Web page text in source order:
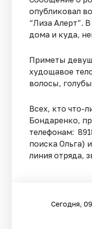
опубликовал
“Лиза Алерт”.
дома и куда,
Приметы
худощавое
волосы,
Всех, кто что-
Бондаренко,
телефонам:
поиска Ольга)
линия отряда,
Сегодня,